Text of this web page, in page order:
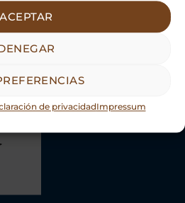
ACEPTAR
de privacidadImpressum